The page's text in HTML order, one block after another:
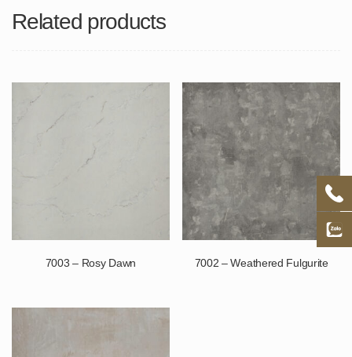
Related products
7003 – Rosy Dawn 7002 – Weathered Fulgurite